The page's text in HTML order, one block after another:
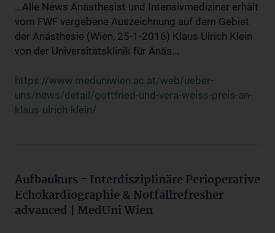
...Alle News Anästhesist und Intensivmediziner erhält
vom FWF vergebene Auszeichnung auf dem Gebiet
der Anästhesie (Wien, 25-1-2016) Klaus Ulrich Klein
von der Universitätsklinik für Anäs...
https://www.meduniwien.ac.at/web/ueber-
uns/news/detail/gottfried-und-vera-weiss-preis-an-
klaus-ulrich-klein/
Aufbaukurs - Interdisziplinäre Perioperative
Echokardiographie & Notfallrefresher
advanced | MedUni Wien